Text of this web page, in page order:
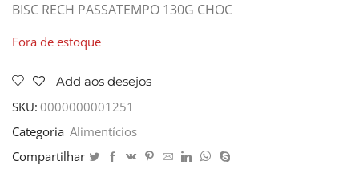
BISC RECH PASSATEMPO 130G CHOC
Fora de estoque
Add aos desejos
SKU: 0000000001251
Categoria Alimentícios
Compartilhar